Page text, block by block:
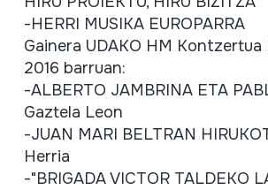
-HERRI MUSIKA EUROPARRA
Gainera UDAKO HM Kontzertua
2016 barruan:
-ALBERTO JAMBRINAETA
Gaztela Leon
-JUAN MARI BELTRAN
Herria
-"BRIGADAVICTOR TALDEKO